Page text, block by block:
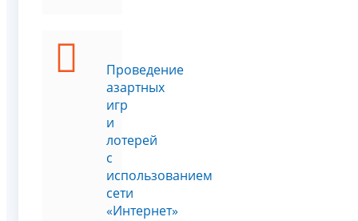
Проведение
азартных
игр
и
лотерей
с
использованием
сети
«Интернет»